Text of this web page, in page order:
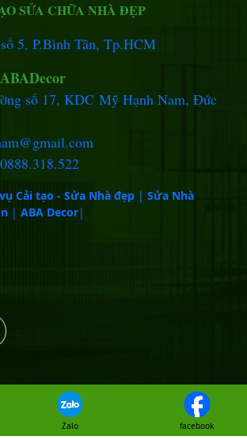
SỬA CHỮA NHÀ ĐẸP
5, P.Bình Tân, Tp.HCM
số 17, KDC Mỹ Hạnh Nam, Đức
0888.318.522
Cải tạo - Sửa Nhà đẹp | Sửa Nhà
| ABA Decor|
©ABA DESIGN. Designed byNasani
Zalo facebook